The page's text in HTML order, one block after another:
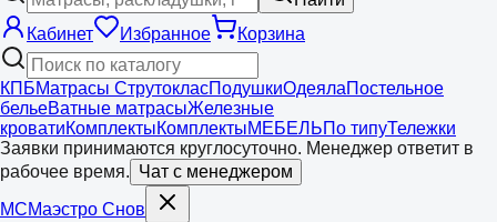
Кабинет
Избранное Корзина
КПБМатрасы СтрутокласПодушкиОдеялаПостельное
бельеВатные матрасыЖелезные
кроватиКомплектыКомплектыМЕБЕЛЬПо типуТележки
Заявки принимаются круглосуточно. Менеджер ответит в
рабочее время. Чат с менеджером
МСМаэстро Снов